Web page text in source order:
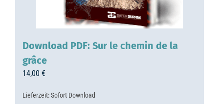
Download PDF: Sur le chemin de la
grâce
14,00 €
Lieferzeit:Sofort Download